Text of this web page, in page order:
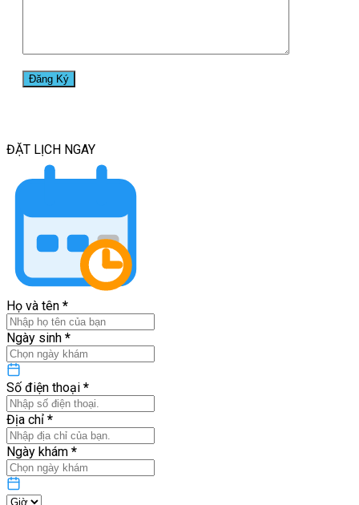
ĐẶT LỊCH NGAY
Họ và tên *
Ngày sinh *
Số điện thoại *
Địa chỉ *
Ngày khám *